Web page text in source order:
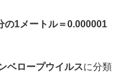
の1メートル＝0.000001
ベロープウイルスに分類